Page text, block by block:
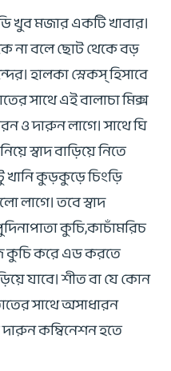
খুব মজার একটি খাবার।
না বলে ছোট থেকে বড়
হালকা স্নেকস্ হিসাবে
সাথে এই বালাচা মিক্স
ও দারুন লাগে। সাথে ঘি
স্বাদ বাড়িয়ে নিতে
খানি কুড়কুড়ে চিংড়ি
লাগে।তবে স্বাদ
কুচি,কাচাঁমরিচ
কুচি করে এড করতে
যাবে। শীত বা যে কোন
সাথে অসাধারন
কম্বিনেশন হতে